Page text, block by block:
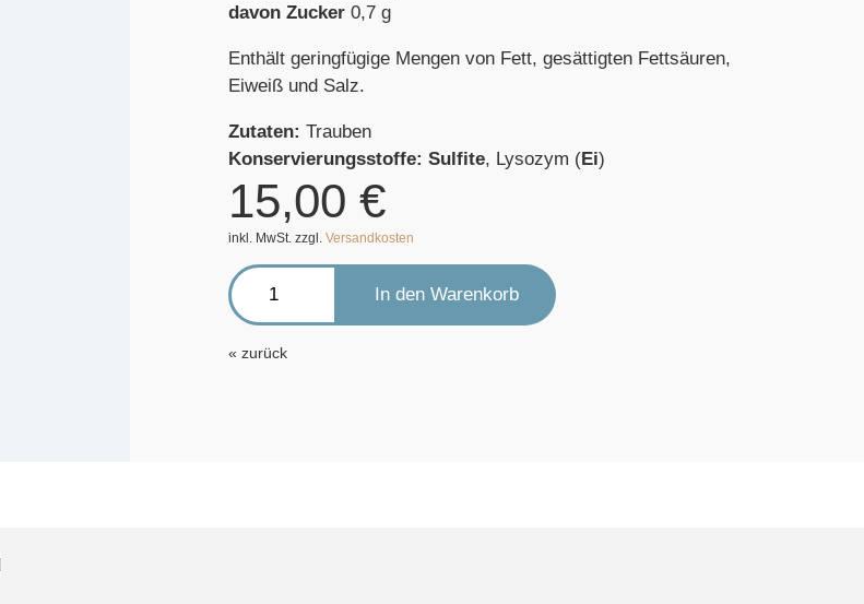
davon Zucker 0,7 g
Enthält geringfügige Mengen von Fett, gesättigten Fettsäuren,
Eiweiß und Salz.
Zutaten: Trauben
Konservierungsstoffe: Sulfite, Lysozym (Ei)
15,00 €
inkl. MwSt. zzgl. Versandkosten
zurück